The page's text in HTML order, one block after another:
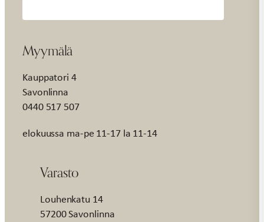
Myymälä
Kauppatori 4
Savonlinna
0440 517 507
elokuussa ma-pe 11-17 la 11-14
Varasto
Louhenkatu 14
57200 Savonlinna